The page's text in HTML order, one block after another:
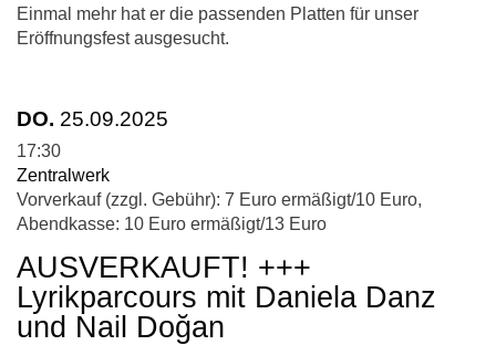
Einmal mehr hat er die passenden Platten für unser
Eröffnungsfest ausgesucht.
DO. 25.09.2025
17:30
Zentralwerk
Vorverkauf (zzgl. Gebühr): 7 Euro ermäßigt/10 Euro,
Abendkasse: 10 Euro ermäßigt/13 Euro
AUSVERKAUFT! +++
Lyrikparcours mit Daniela Danz
und Nail Doğan